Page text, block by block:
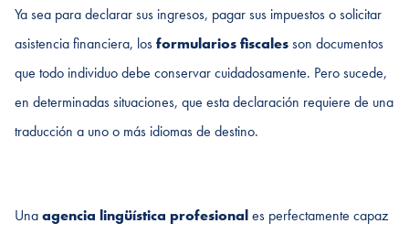
Ya sea para declarar sus ingresos, pagar sus impuestos o solicitar
asistencia financiera, losformularios fiscalesson documentos
que todo individuo debe conservar cuidadosamente. Pero sucede,
en determinadas situaciones, que esta declaración requiere de una
traducción a uno o más idiomas de destino.
Unaagencia lingüística profesionales perfectamente capaz